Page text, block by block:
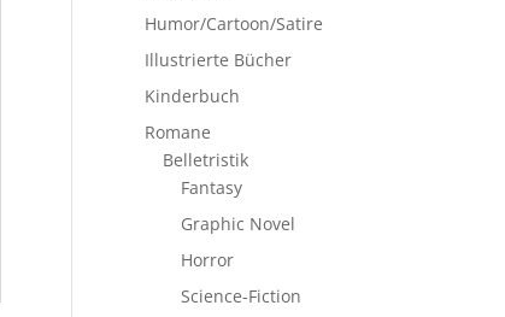
Humor/Cartoon/Satire
Illustrierte Bücher
Kinderbuch
Romane
Belletristik
Fantasy
Graphic Novel
Horror
Science-Fiction